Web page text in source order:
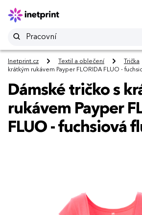
Inetprint.cz Textil a oblečení Trička
krátkým rukávem Payper FLORIDA FLUO -
Dámské tričko s
rukávem Payper
FLUO - fuchsiová